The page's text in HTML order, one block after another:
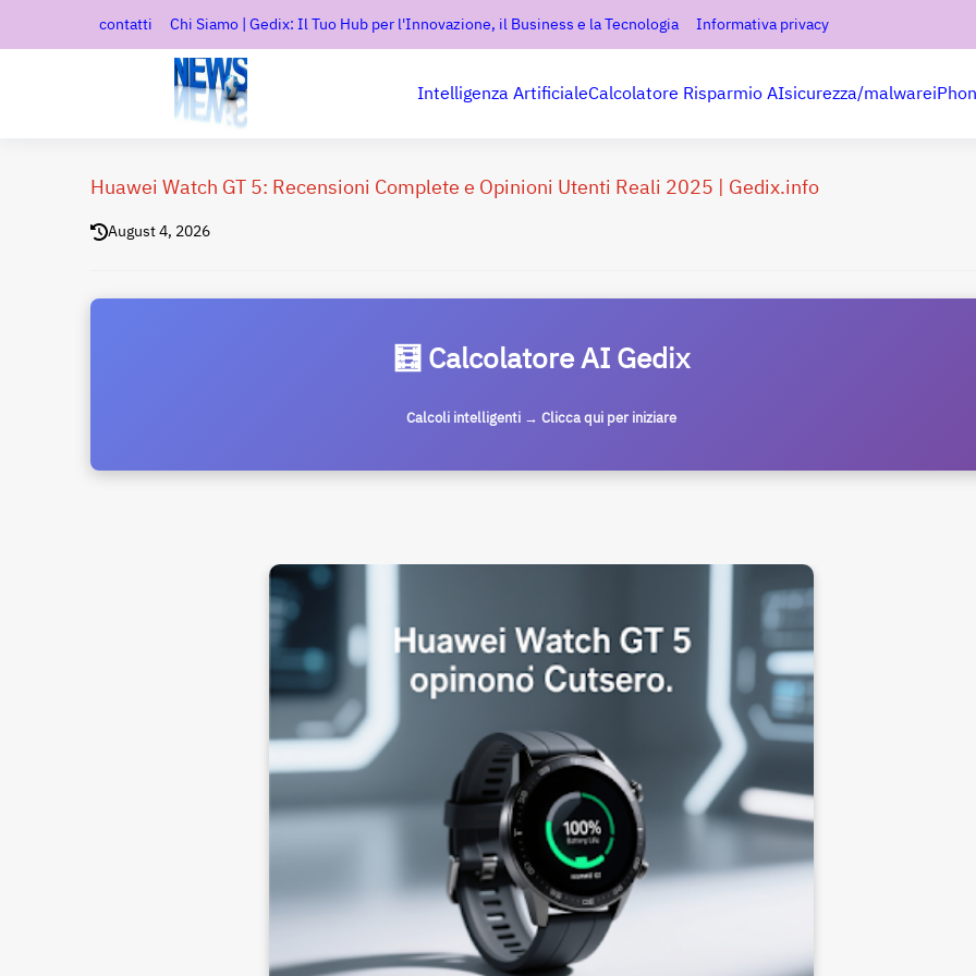
contatti Chi Siamo | Gedix: Il Tuo Hub per l'Innovazione, il Business e la Tecnologia Informativa privacy
Intelligenza ArtificialeCalcolatore Risparmio AIsicurezza/malware
Huawei Watch GT 5: Recensioni Complete e Opinioni Utenti Reali 2025 | Gedix.info
August 4, 2026
🧮 Calcolatore AI Gedix
Calcoli intelligenti → Clicca qui per iniziare